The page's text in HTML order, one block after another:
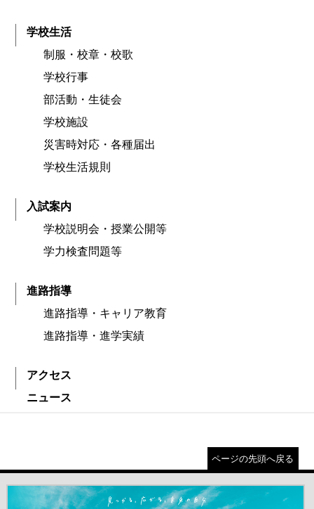
学校生活
制服・校章・校歌
学校行事
部活動・生徒会
学校施設
災害時対応・各種届出
学校生活規則
入試案内
学校説明会・授業公開等
学力検査問題等
進路指導
進路指導・キャリア教育
進路指導・進学実績
アクセス
ニュース
ページの先頭へ戻る
＃だから都立高（別ウインドウが開きます）